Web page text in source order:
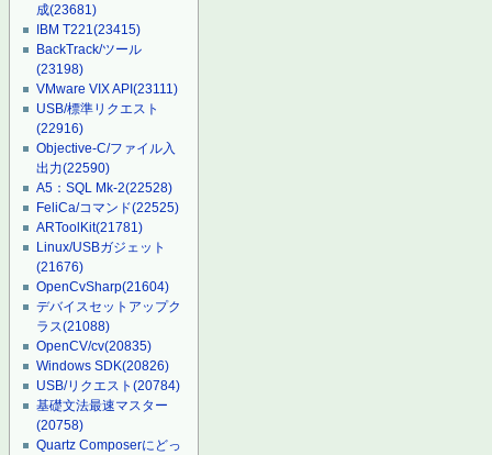
成(23681)
IBM T221(23415)
BackTrack/ツール
(23198)
VMware VIX API(23111)
USB/標準リクエスト
(22916)
Objective-C/ファイル入
出力(22590)
A5：SQL Mk-2(22528)
FeliCa/コマンド(22525)
ARToolKit(21781)
Linux/USBガジェット
(21676)
OpenCvSharp(21604)
デバイスセットアップク
ラス(21088)
OpenCV/cv(20835)
Windows SDK(20826)
USB/リクエスト(20784)
基礎文法最速マスター
(20758)
Quartz Composerにどっ